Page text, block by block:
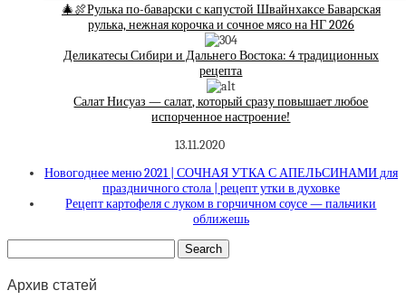
🎄🍖Рулька по-баварски с капустой Швайнхаксе Баварская
рулька, нежная корочка и сочное мясо на НГ 2026
Деликатесы Сибири и Дальнего Востока: 4 традиционных
рецепта
Салат Нисуаз — салат, который сразу повышает любое
испорченное настроение!
13.11.2020
Новогоднее меню 2021 | СОЧНАЯ УТКА С АПЕЛЬСИНАМИ для
праздничного стола | рецепт утки в духовке
Рецепт картофеля с луком в горчичном соусе — пальчики
оближешь
Архив статей